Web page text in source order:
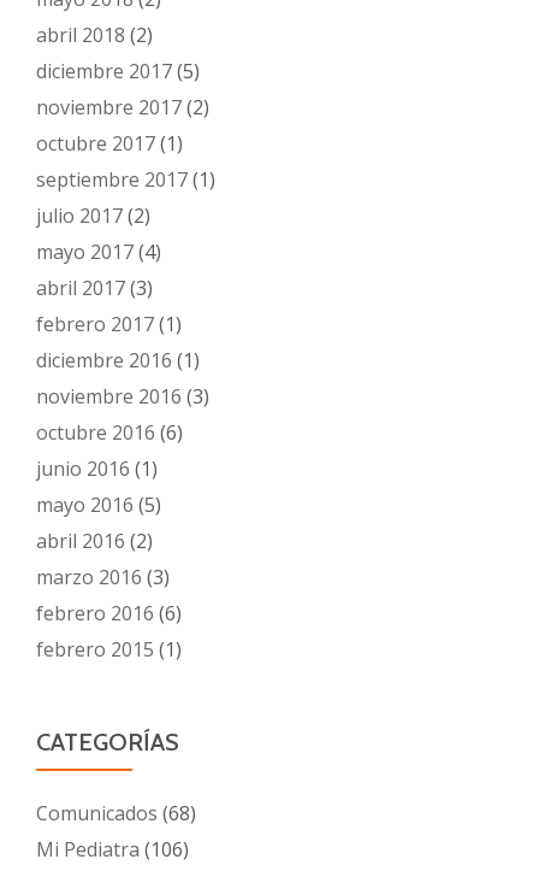
abril 2018 (2)
diciembre 2017(5)
noviembre 2017(2)
octubre 2017(1)
septiembre 2017(1)
julio 2017(2)
mayo 2017(4)
abril 2017(3)
febrero 2017(1)
diciembre 2016 (1)
noviembre 2016 (3)
octubre 2016 (6)
junio 2016 (1)
mayo 2016 (5)
abril 2016 (2)
marzo 2016 (3)
febrero 2016 (6)
febrero 2015 (1)
CATEGORÍAS
Comunicados (68)
Mi Pediatra (106)